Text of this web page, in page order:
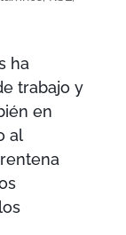
ha
trabajo y
en
al